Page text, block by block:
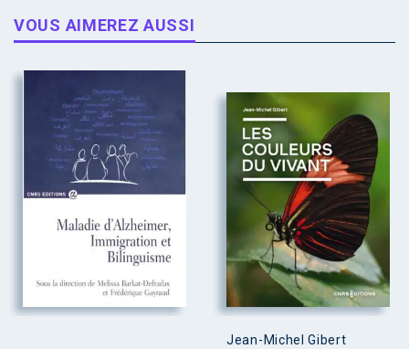
VOUS AIMEREZ AUSSI
Jean-Michel Gibert